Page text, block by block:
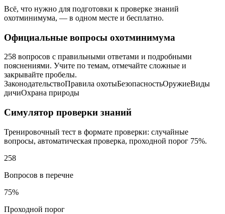
Всё, что нужно для подготовки к проверке знаний
охотминимума, — в одном месте и бесплатно.
Официальные вопросы охотминимума
258 вопросов с правильными ответами и подробными
пояснениями. Учите по темам, отмечайте сложные и
закрывайте пробелы.
ЗаконодательствоПравила охотыБезопасностьОружиеВиды
дичиОхрана природы
Симулятор проверки знаний
Тренировочный тест в формате проверки: случайные
вопросы, автоматическая проверка, проходной порог 75%.
258
Вопросов в перечне
75%
Проходной порог